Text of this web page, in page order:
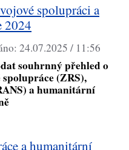
spolupráci a
2024
24.07.2025 / 11:56
souhrnný přehled o
(ZRS),
a humanitární
a humanitární